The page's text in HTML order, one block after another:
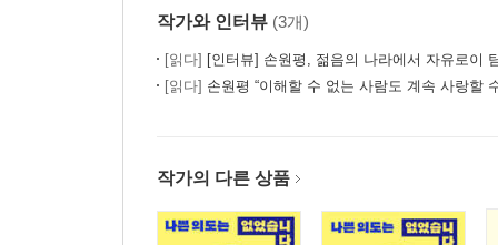
작가와 인터뷰 (3개)
[읽다] [인터뷰] 손원평, 젊음의 나라에서 자유로이
[읽다] 손원평 “이해할 수 없는 사람도 계속 사랑할
작가의 다른 상품